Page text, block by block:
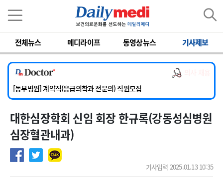
전체뉴스 메디라이프 동영상뉴스 기사제보
[서울아산병원] 2026년 하반기 인턴 모집
[영남대학교의료원] 마취통증의학과 임기제 임상의사 채용
[충남대학교병원] 소아청소년과(소아응급전담) 계약직 의사 공개채용
[동부병원] 계약직(응급의학과 전문의) 직원모집
[이대목동병원] 하반기 전공의(레지던트1년차) 모집
[서울아산병원] 2026년 하반기 인턴 모집
[영남대학교의료원] 마취통증의학과 임기제 임상의사 채용
대한심장학회 신임 회장 한규록(강동성심병원
심장혈관내과)
기사입력 2025.01.13 10:35